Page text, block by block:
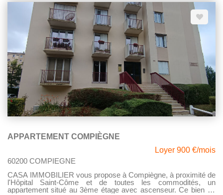
APPARTEMENT COMPIÈGNE
Loyer 900 €/mois
60200 COMPIEGNE
CASA IMMOBILIER vous propose à Compiègne, à proximité de
l'Hôpital Saint-Côme et de toutes les commodités, un
appartement situé au 3ème étage avec ascenseur. Ce bien se